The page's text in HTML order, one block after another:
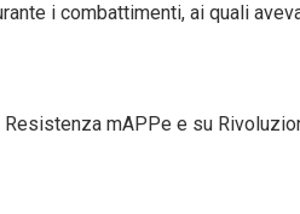
i combattimenti, ai quali
Resistenza mAPPe e su